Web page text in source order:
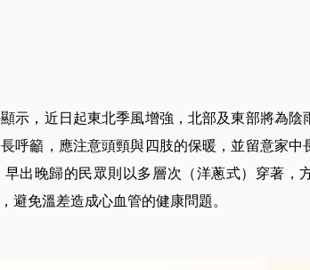
示，近日起東北季風增強，北部及東部將為陰
呼籲，應注意頭頸與四肢的保暖，並留意家中
出晚歸的民眾則以多層次（洋蔥式）穿著，
避免溫差造成心血管的健康問題。